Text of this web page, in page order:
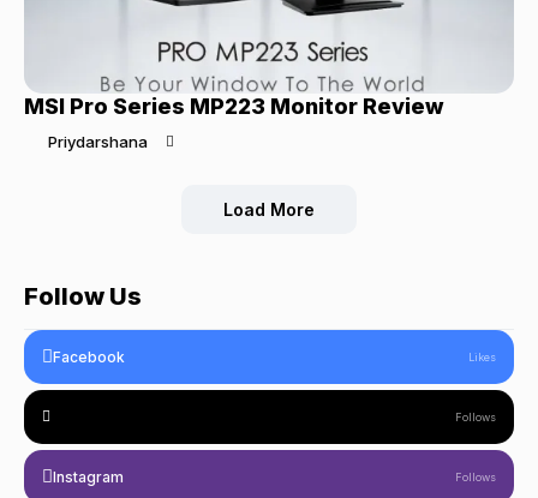
MSI Pro Series MP223 Monitor Review
Priydarshana
Load More
Follow Us
Facebook Likes
Follows
Instagram Follows